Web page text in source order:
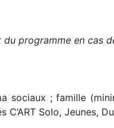
programme en cas
sociaux ; famille
Solo, Jeunes,